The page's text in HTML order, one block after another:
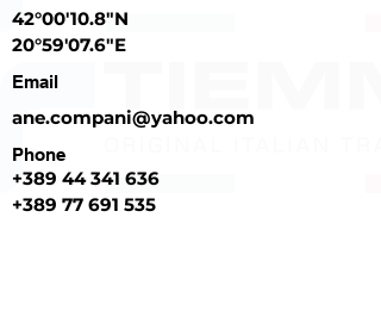
42°00'10.8"N
20°59'07.6"E
Email
ane.compani@yahoo.com
Phone
+389 44 341 636
+389 77 691 535